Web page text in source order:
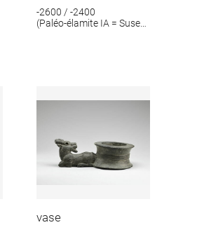
-2600 / -2400
(Paléo-élamite IA = Suse
vase